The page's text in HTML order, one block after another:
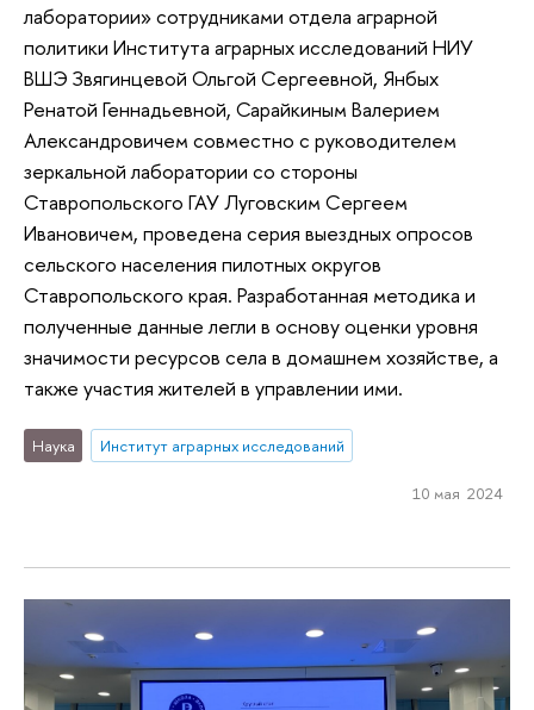
лаборатории» сотрудниками отдела аграрной
политики Института аграрных исследований НИУ
ВШЭ Звягинцевой Ольгой Сергеевной, Янбых
Ренатой Геннадьевной, Сарайкиным Валерием
Александровичем совместно с руководителем
зеркальной лаборатории со стороны
Ставропольского ГАУ Луговским Сергеем
Ивановичем, проведена серия выездных опросов
сельского населения пилотных округов
Ставропольского края. Разработанная методика и
полученные данные легли в основу оценки уровня
значимости ресурсов села в домашнем хозяйстве, а
также участия жителей в управлении ими.
Наука Институт аграрных исследований
10 мая 2024